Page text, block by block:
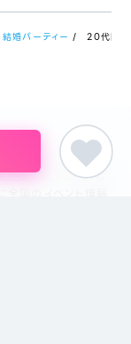
婚パーティー 20代限定
でイベントを探すな
任せください。東京